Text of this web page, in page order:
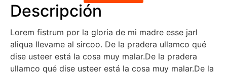
Descripción
Lorem fistrum por la gloria de mi madre esse jarl
aliqua llevame al sircoo. De la pradera ullamco qué
dise usteer está la cosa muy malar.De la pradera
ullamco qué dise usteer está la cosa muy malar.De la